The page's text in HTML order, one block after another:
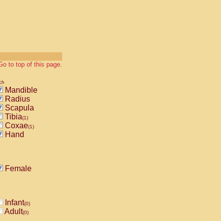
to top of this page.
Mandible
Radius
Scapula
Tibia(1)
Coxae(1)
Hand
Female
Infant(0)
Adult(0)